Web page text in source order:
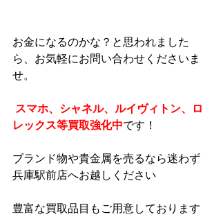
お金になるのかな？と思われました
ら、お気軽にお問い合わせくださいま
せ。
スマホ、シャネル、ルイヴィトン、ロ
レックス等買取強化中です！
ブランド物や貴金属を売るなら迷わず
兵庫駅前店へお越しください
豊富な買取品目もご用意しております